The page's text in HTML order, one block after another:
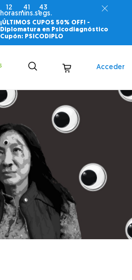
12
horas
41
mins.
42
segs.
¡ÚLTIMOS CUPOS 50% OFF! -
Diplomatura en Psicodiagnóstico
Cupón: PSICODIPLO
Acceder